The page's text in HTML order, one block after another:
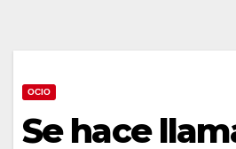
OCIO
Se hace